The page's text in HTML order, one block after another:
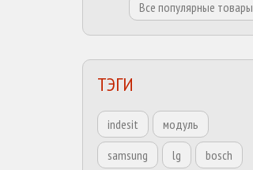
Все популярные товары
ТЭГИ
indesit
модуль
samsung
lg
bosch